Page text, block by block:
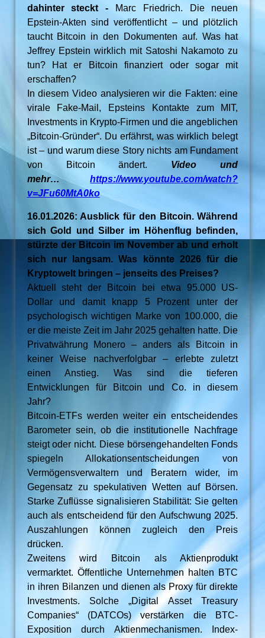
dahinter steckt - Marc Friedrich. Die neuen
Epstein-Akten sind veröffentlicht – und plötzlich
taucht Bitcoin in den Dokumenten auf. Was hat
Jeffrey Epstein wirklich mit Satoshi Nakamoto zu
tun? Hat er Bitcoin finanziert oder sogar mit
erschaffen?
In diesem Video analysieren wir die Fakten: eine
virale Fake-Mail, Epsteins Kontakte zum MIT,
Investments in Krypto-Firmen und die angeblichen
„Bitcoin-Gründer“. Du erfährst, was wirklich belegt
ist – und warum diese Story nichts am Fundament
von Bitcoin ändert. Video und
mehr…https://www.youtube.com/watch?
v=JFu60MtA0ko
16.01.2026: Ausblick für den Bitcoin. Während
sich Gold und Silber im Höhenflug befinden,
stürzte der Bitcoin im November ab und erholt
sich nur langsam. Was könnte 2026 für die
Kryptowelt bringen – jenseits des Preises?
Aktuell steht der Bitcoin bei etwa 95.000 US-
Dollar und damit knapp 5 Prozent unter der
psychologisch wichtigen Marke von 100.000, die
er die meiste Zeit im Jahr 2025 gehalten hatte. Die
Privatwährung Monero – anders als Bitcoin in
keiner Weise nachverfolgbar – erlebte zuletzt
einen Anstieg. Was sind die tieferen
Entwicklungen für Bitcoin und Co. in diesem
Jahr?
Bitcoin-ETFs werden weiter ein entscheidendes
Barometer sein, ob die institutionelle Nachfrage
steigt oder nicht. Diese börsengehandelten Fonds
spiegeln Allokationsentscheidungen von
Vermögensverwaltern und Beratern wider, im
Gegensatz zu spekulativen Wetten auf Börsen.
Starke Zuflüsse signalisieren Stabilität: Sie gelten
auch als entscheidend für den Aufschwung 2025.
Auszahlungen können zugleich den Preis
drücken.
Zweitens wird Bitcoin als Aktienprodukt
vermarktet. Öffentliche Unternehmen halten BTC
in ihren Bilanzen und dienen als Proxy für direkte
Investments. Solche „Digital Asset Treasury
Companies“ (DATCOs) verstärken die BTC-
Exposition durch Aktienmechanismen. Index-